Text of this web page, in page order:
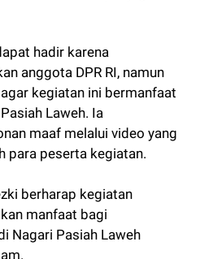
hadir karena
anggota DPR RI, namun
kegiatan ini bermanfaat
Laweh. Ia
maaf melalui video yang
para peserta kegiatan.
berharap kegiatan
manfaat bagi
Nagari Pasiah Laweh